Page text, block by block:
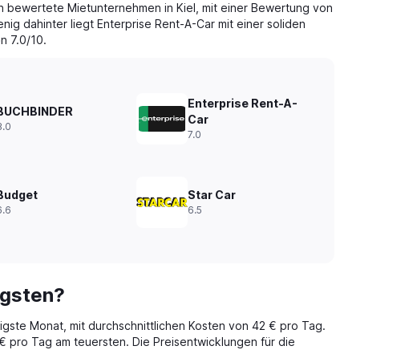
bewertete Mietunternehmen in Kiel, mit einer Bewertung von
dahinter liegt Enterprise Rent-A-Car mit einer soliden
7.0/10.
Enterprise Rent-A-
Car
7.0
Star Car
6.5
Monat, mit durchschnittlichen Kosten von 42 € pro Tag.
Tag am teuersten. Die Preisentwicklungen für die